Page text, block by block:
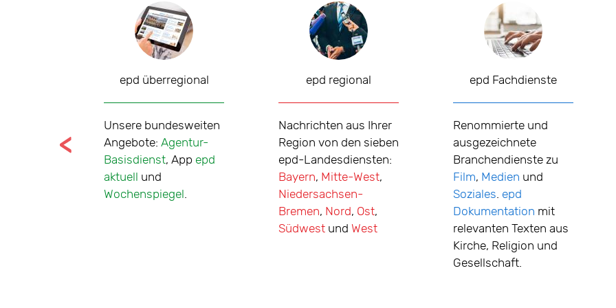
epd überregional
Unsere bundesweiten
Angebote: Agentur-
Basisdienst, App epd
aktuell und
Wochenspiegel.
epd regional
Nachrichten aus Ihrer
Region von den sieben
epd-Landesdiensten:
Bayern, Mitte-West,
Niedersachsen-
Bremen, Nord, Ost,
Südwest und West
epd Fachdienste
Renommierte und
ausgezeichnete
Branchendienste zu
Film, Medien und
Soziales. epd
Dokumentation mit
relevanten Texten aus
Kirche, Religion und
Gesellschaft.